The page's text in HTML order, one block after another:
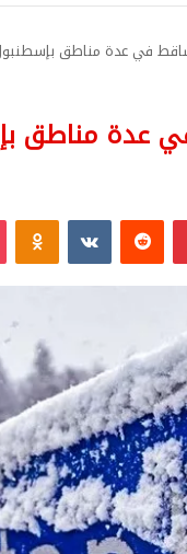
في عدة مناطق
في عدة مناطق
بينتيريست